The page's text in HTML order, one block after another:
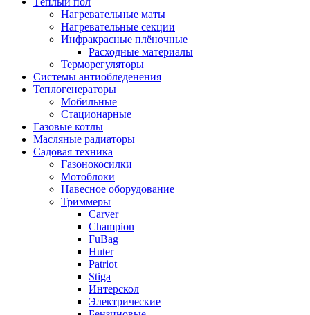
Нагревательные маты
Нагревательные секции
Инфракрасные плёночные
Расходные материалы
Терморегуляторы
Системы антиобледенения
Теплогенераторы
Мобильные
Стационарные
Газовые котлы
Масляные радиаторы
Садовая техника
Газонокосилки
Мотоблоки
Навесное оборудование
Триммеры
Carver
Champion
FuBag
Huter
Patriot
Stiga
Интерскол
Электрические